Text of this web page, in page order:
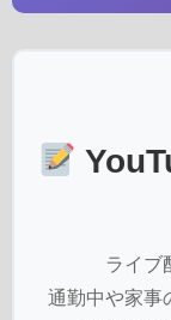
ライブ
通勤中や家事